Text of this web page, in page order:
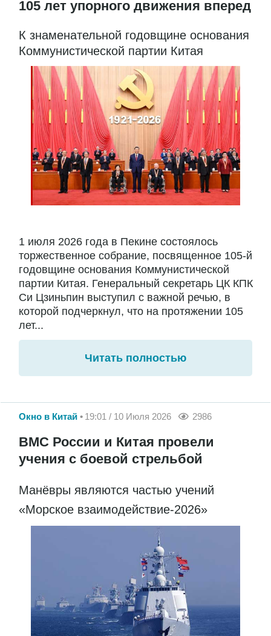
105 лет упорного движения вперед
К знаменательной годовщине основания
Коммунистической партии Китая
1 июля 2026 года в Пекине состоялось
торжественное собрание, посвященное 105-й
годовщине основания Коммунистической
партии Китая. Генеральный секретарь ЦК КПК
Си Цзиньпин выступил с важной речью, в
которой подчеркнул, что на протяжении 105
лет...
Читать полностью
Окно в Китай 19:01 / 10 Июля 2026 2986
ВМС России и Китая провели
учения с боевой стрельбой
Манёвры являются частью учений
«Морское взаимодействие-2026»